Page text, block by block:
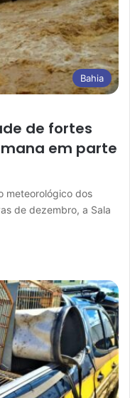
Bahia
de fortes
em parte
meteorológico dos
de dezembro, a Sala